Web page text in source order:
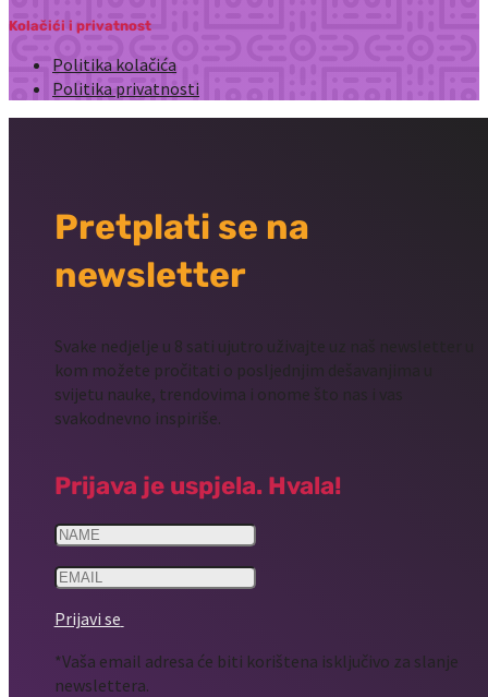
Kolačići i privatnost
Politika kolačića
Politika privatnosti
Pretplati se na
newsletter
Svake nedjelje u 8 sati ujutro uživajte uz naš newsletter u
kom možete pročitati o posljednjim dešavanjima u
svijetu nauke, trendovima i onome što nas i vas
svakodnevno inspiriše.
Prijava je uspjela. Hvala!
Prijavi se
*Vaša email adresa će biti korištena isključivo za slanje
newslettera.